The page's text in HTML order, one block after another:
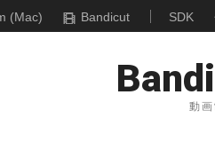
(Mac) Bandicut SDK
動